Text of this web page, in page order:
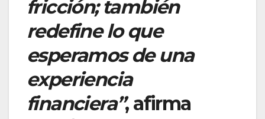
fricción; también
redefine lo que
esperamos de una
experiencia
financiera”, afirma